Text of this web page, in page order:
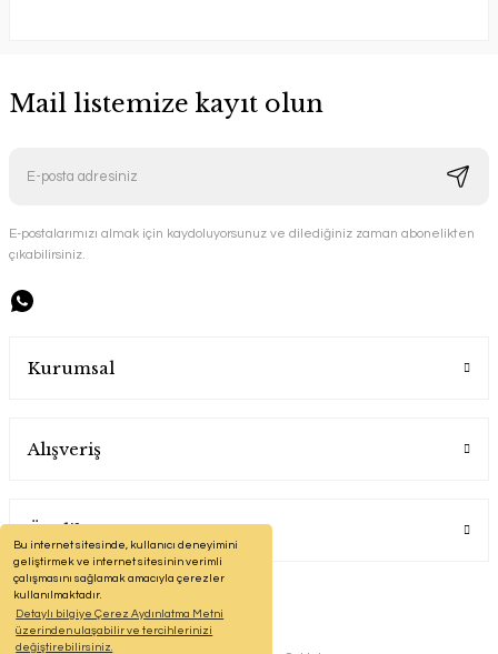
Bu internet sitesinde, kullanıcı deneyimini
geliştirmek ve internet sitesinin verimli
çalışmasını sağlamak amacıyla çerezler
kullanılmaktadır.
Detaylı bilgiye Çerez Aydınlatma Metni
üzerinden ulaşabilir ve tercihlerinizi
değiştirebilirsiniz.
Mail listemize kayıt olun
E-postalarımızı almak için kaydoluyorsunuz ve dilediğiniz zaman abonelikten
çıkabilirsiniz.
Kurumsal
Alışveriş
Üyelik